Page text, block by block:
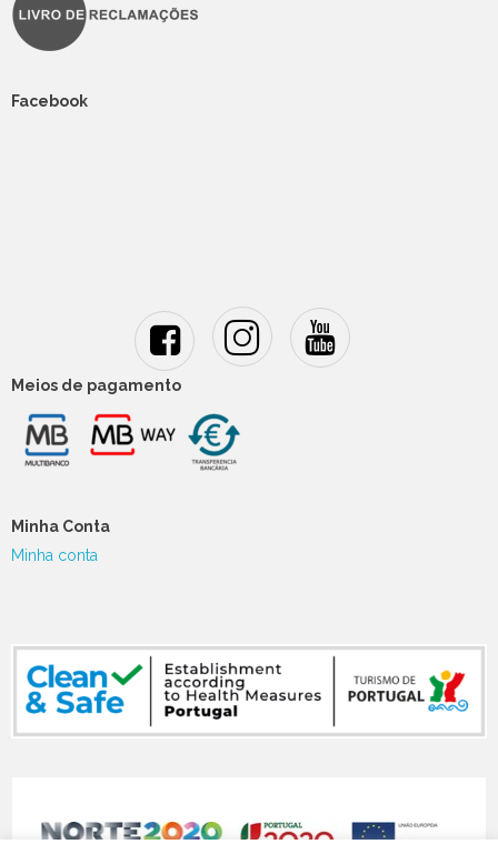
Facebook
Meios de pagamento
Minha Conta
Minha conta